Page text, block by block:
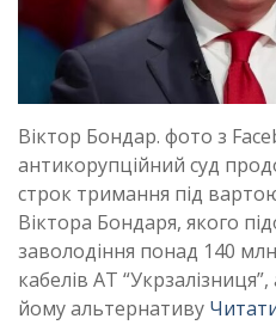
Віктор Бондар. фото з
антикорупційний суд
строк тримання під
Віктора Бондаря, якого
заволодіння понад 140
кабелів АТ
йому альтернативу